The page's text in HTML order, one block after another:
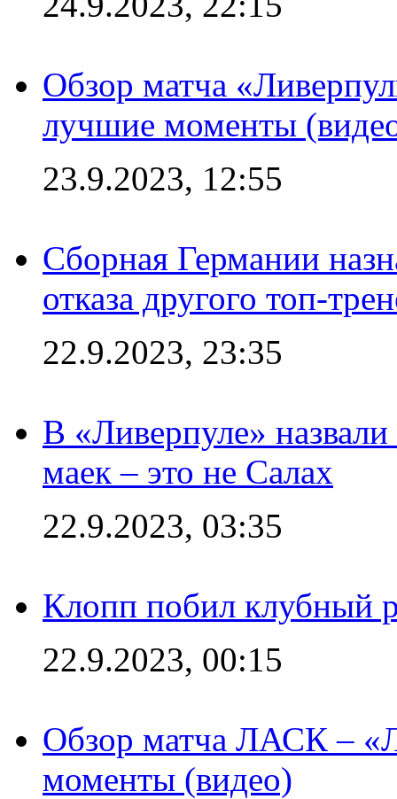
Обзор матча
лучшие моменты
23.9.2023, 12:55
Сборная Германии
отказа другого топ-
22.9.2023, 23:35
В «Ливерпуле»
маек – это не Салах
22.9.2023, 03:35
Клопп побил клубный
22.9.2023, 00:15
Обзор матча ЛАСК –
моменты (видео)